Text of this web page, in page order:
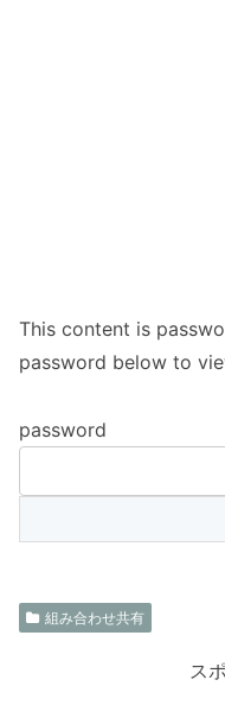
This content is
password below to
password
組み合わせ共有
ス